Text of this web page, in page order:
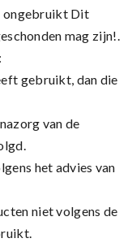
ongebruikt Dit
mag zijn!.
gebruikt, dan die
van de
het advies van
niet volgens de